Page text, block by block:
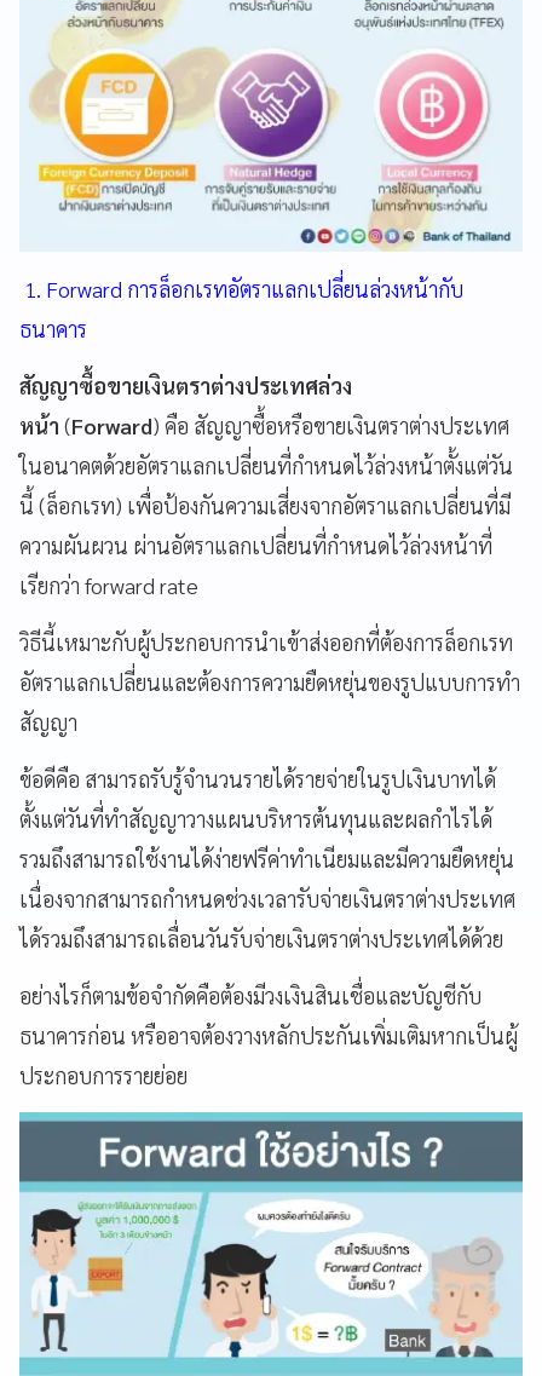
1. Forward การล็อกเรทอัตราแลกเปลี่ยนล่วงหน้ากับ
ธนาคาร
สัญญาซื้อขายเงินตราต่างประเทศล่วง
หน้า (Forward) คือ สัญญาซื้อหรือขายเงินตราต่างประเทศ
ในอนาคตด้วยอัตราแลกเปลี่ยนที่กำหนดไว้ล่วงหน้าตั้งแต่วัน
นี้ (ล็อกเรท) เพื่อป้องกันความเสี่ยงจากอัตราแลกเปลี่ยนที่มี
ความผันผวน ผ่านอัตราแลกเปลี่ยนที่กำหนดไว้ล่วงหน้าที่
เรียกว่า forward rate
วิธีนี้เหมาะกับผู้ประกอบการนำเข้าส่งออกที่ต้องการล็อกเรท
อัตราแลกเปลี่ยนและต้องการความยืดหยุ่นของรูปแบบการทำ
สัญญา
ข้อดีคือ สามารถรับรู้จำนวนรายได้รายจ่ายในรูปเงินบาทได้
ตั้งแต่วันที่ทำสัญญาวางแผนบริหารต้นทุนและผลกำไรได้
รวมถึงสามารถใช้งานได้ง่ายฟรีค่าทำเนียมและมีความยืดหยุ่น
เนื่องจากสามารถกำหนดช่วงเวลารับจ่ายเงินตราต่างประเทศ
ได้รวมถึงสามารถเลื่อนวันรับจ่ายเงินตราต่างประเทศได้ด้วย
อย่างไรก็ตามข้อจำกัดคือต้องมีวงเงินสินเชื่อและบัญชีกับ
ธนาคารก่อน หรืออาจต้องวางหลักประกันเพิ่มเติมหากเป็นผู้
ประกอบการรายย่อย